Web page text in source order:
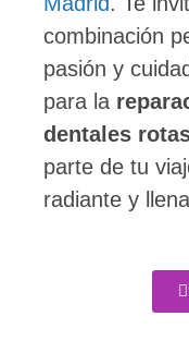
combinación
pasión y
para la
dentales
parte de tu
radiante y